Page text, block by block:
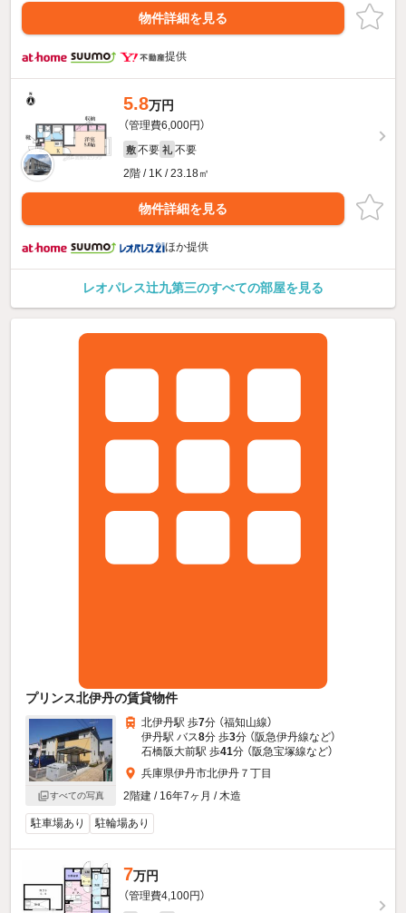
物件詳細を見る
提供
5.8万円
（管理費6,000円）
敷 不要 礼 不要
2階 / 1K / 23.18㎡
物件詳細を見る
ほか提供
レオパレス辻九第三のすべての部屋を見る
プリンス北伊丹の賃貸物件
すべての写真
北伊丹駅 歩7分 （福知山線）
伊丹駅 バス8分 歩3分 （阪急伊丹線など）
石橋阪大前駅 歩41分 （阪急宝塚線など）
兵庫県伊丹市北伊丹７丁目
2階建 / 16年7ヶ月 / 木造
駐車場あり 駐輪場あり
7万円
（管理費4,100円）